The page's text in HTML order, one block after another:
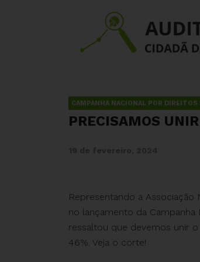
CAMPANHA NACIONAL POR DIREITOS
PRECISAMOS
Representando a Associação
no lançamento da Campanha
ressaltou que devemos unir
46%. Veja o corte!